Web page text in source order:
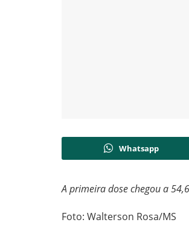
Whatsapp
A primeira dose chegou a
Foto: Walterson Rosa/MS